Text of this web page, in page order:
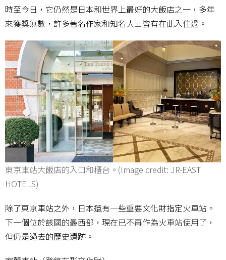
時至今日，它仍然是日本和世界上最好的大飯店之一，多年
來獲獎無數，許多著名作家和知名人士皆有在此入住過。
東京車站大飯店的入口和櫃台。(Image credit: JR-EAST
HOTELS)
除了東京車站之外，日本還有一些重要文化財指定火車站。
下一個位於該國的最西部，現在已不再作為火車站使用了，
但仍是過去的歷史遺跡。